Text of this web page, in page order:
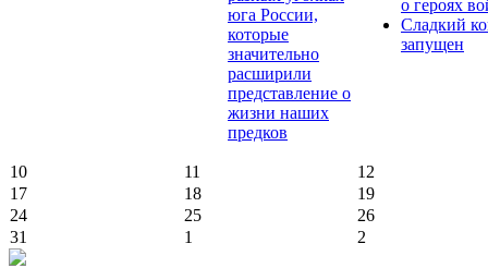
юга России,
которые
значительно
расширили
представление о
жизни наших
предков
о героях
Сладкий
запущен
10 11
12
17
18
19
24
25
26
31
1 2